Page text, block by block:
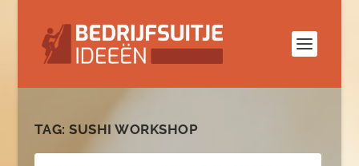
TAG:SUSHI WORKSHOP